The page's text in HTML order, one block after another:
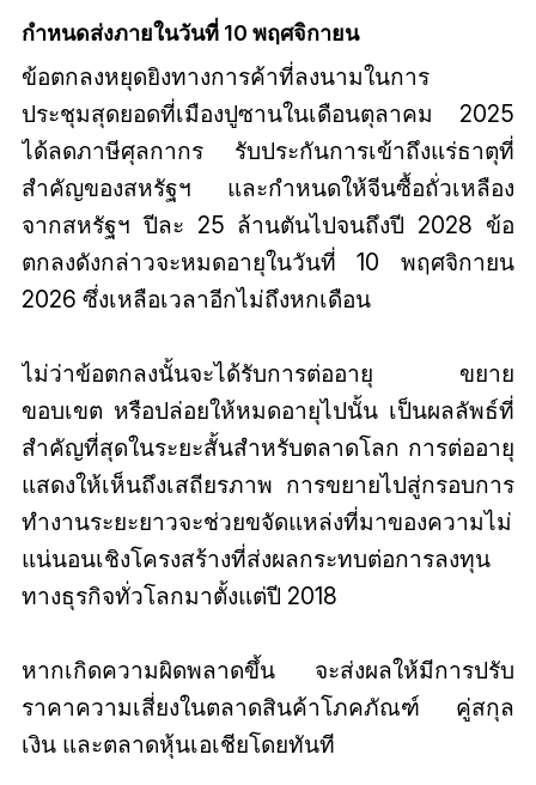
กำหนดส่งภายในวันที่ 10 พฤศจิกายน
ข้อตกลงหยุดยิงทางการค้าที่ลงนามในการ
ประชุมสุดยอดที่เมืองปูซานในเดือนตุลาคม 2025
ได้ลดภาษีศุลกากร รับประกันการเข้าถึงแร่ธาตุที่
สำคัญของสหรัฐฯ และกำหนดให้จีนซื้อถั่วเหลือง
จากสหรัฐฯ ปีละ 25 ล้านตันไปจนถึงปี 2028 ข้อ
ตกลงดังกล่าวจะหมดอายุในวันที่ 10 พฤศจิกายน
2026 ซึ่งเหลือเวลาอีกไม่ถึงหกเดือน
ไม่ว่าข้อตกลงนั้นจะได้รับการต่ออายุ ขยาย
ขอบเขต หรือปล่อยให้หมดอายุไปนั้น เป็นผลลัพธ์ที่
สำคัญที่สุดในระยะสั้นสำหรับตลาดโลก การต่ออายุ
แสดงให้เห็นถึงเสถียรภาพ การขยายไปสู่กรอบการ
ทำงานระยะยาวจะช่วยขจัดแหล่งที่มาของความไม่
แน่นอนเชิงโครงสร้างที่ส่งผลกระทบต่อการลงทุน
ทางธุรกิจทั่วโลกมาตั้งแต่ปี 2018
หากเกิดความผิดพลาดขึ้น จะส่งผลให้มีการปรับ
ราคาความเสี่ยงในตลาดสินค้าโภคภัณฑ์ คู่สกุล
เงิน และตลาดหุ้นเอเชียโดยทันที